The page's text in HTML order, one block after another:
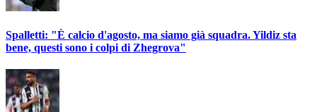
Spalletti: "È calcio d'agosto, ma siamo già squadra. Yildiz sta
bene, questi sono i colpi di Zhegrova"